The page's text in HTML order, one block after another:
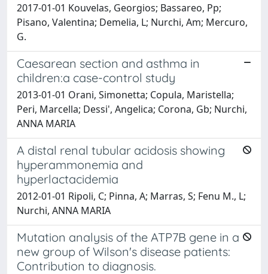
2017-01-01 Kouvelas, Georgios; Bassareo, Pp;
Pisano, Valentina; Demelia, L; Nurchi, Am; Mercuro,
G.
Caesarean section and asthma in
children:a case-control study
2013-01-01 Orani, Simonetta; Copula, Maristella;
Peri, Marcella; Dessi', Angelica; Corona, Gb; Nurchi,
ANNA MARIA
A distal renal tubular acidosis showing
hyperammonemia and
hyperlactacidemia
2012-01-01 Ripoli, C; Pinna, A; Marras, S; Fenu M., L;
Nurchi, ANNA MARIA
Mutation analysis of the ATP7B gene in a
new group of Wilson's disease patients:
Contribution to diagnosis.